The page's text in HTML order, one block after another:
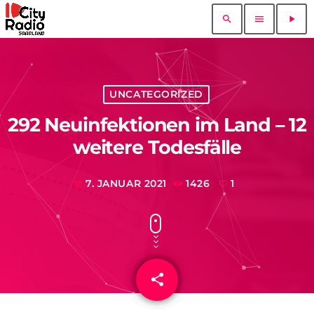
search menu play_arrow
UNCATEGORIZED
292 Neuinfektionen im Land – 12
weitere Todesfälle
today 7. JANUAR 2021 1426 1
share
email